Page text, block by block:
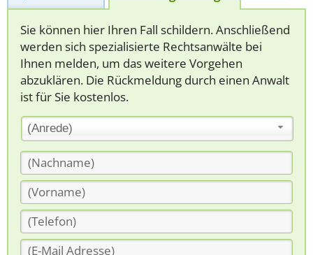
Sie können hier Ihren Fall schildern. Anschließend
werden sich spezialisierte Rechtsanwälte bei
Ihnen melden, um das weitere Vorgehen
abzuklären. Die Rückmeldung durch einen Anwalt
ist für Sie kostenlos.
(Anrede)